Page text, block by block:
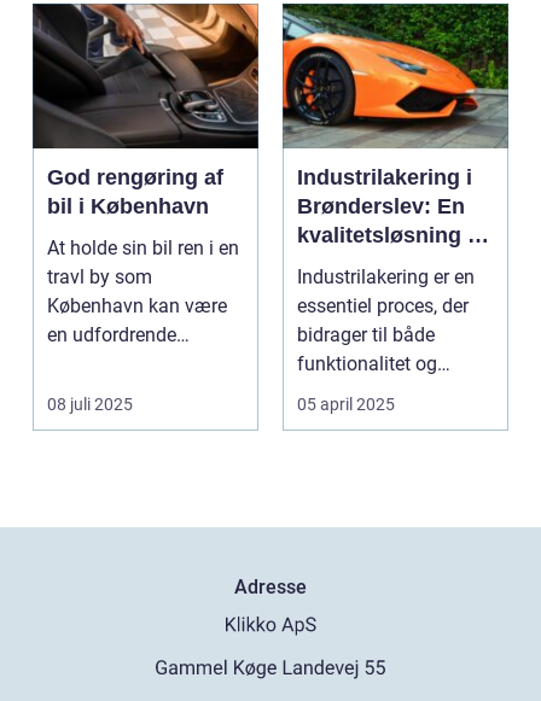
God rengøring af
bil i København
At holde sin bil ren i en
travl by som
København kan være
en udfordrende
08 juli 2025
Industrilakering i
Brønderslev: En
kvalitetsløsning til
dit næste projekt
Industrilakering er en
essentiel proces, der
bidrager til både
funktionalitet og
æstetik...
05 april 2025
Adresse